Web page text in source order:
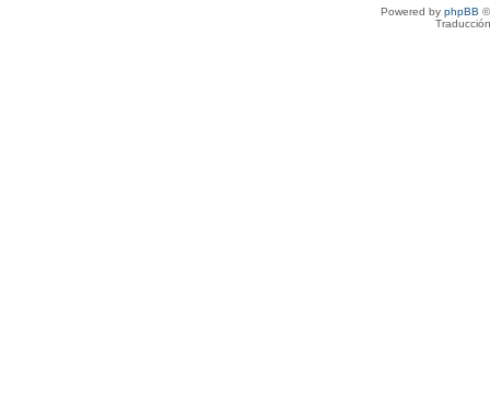
Powered by phpBB